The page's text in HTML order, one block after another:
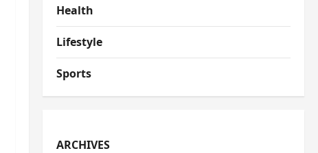
Health
Lifestyle
Sports
ARCHIVES